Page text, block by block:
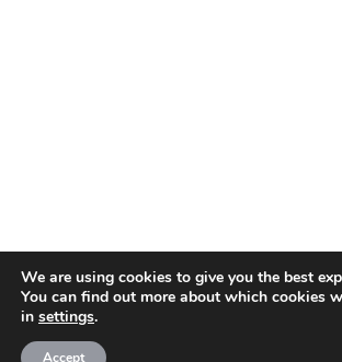
We are using cookies to give you the best
You can find out more about which cookies
in settings.
Accept